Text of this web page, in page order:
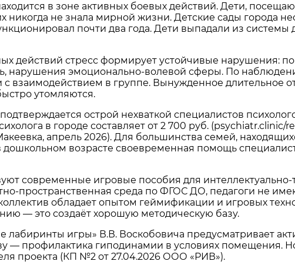
в зоне активных боевых действий. Дети,
никогда не знала мирной жизни. Детские сады города
почти два года. Дети выпадали из
действий стресс формирует устойчивые нарушения:
нарушения эмоционально-волевой сферы. По
с взаимодействием в группе. Вынужденное длительное
утомляются.
острой нехваткой специалистов
в городе составляет от 2 700 руб.
апрель 2026). Для большинства семей,
дошкольном возрасте своевременная помощь
современные игровые пособия для интеллектуально-
пространственная среда по ФГОС ДО, педагоги не
обладает опытом геймификации и игровых
— это создаёт хорошую методическую базу.
лабиринты игры» В.В. Воскобовича предусматривает
— профилактика гиподинамии в условиях помещения.
проекта (КП №2 от 27.04.2026 ООО «РИВ»).